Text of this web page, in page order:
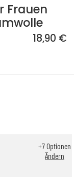
Frauen
18,90 €
+7Optionen
Ändern